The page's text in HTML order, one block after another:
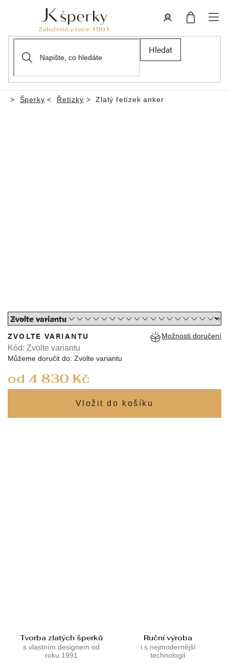
Hledat
Domů
Šperky Řetízky Zlatý řetízek anker
od 4 830 Kč
ZVOLTE VARIANTU
Můžeme doručit do: Zvolte variantu
Možnosti doručení
Kód: Zvolte variantu
Tvorba zlatých šperků
s vlastním designem od
roku 1991
Ruční výroba
i s nejmodernější
technologií